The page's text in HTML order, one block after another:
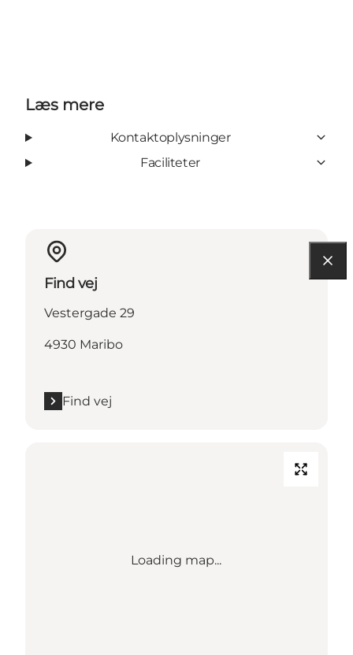
Læs mere
Kontaktoplysninger
Faciliteter
Find vej
Vestergade 29
4930 Maribo
Find vej
Loading map...